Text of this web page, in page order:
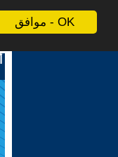
موافق - OK